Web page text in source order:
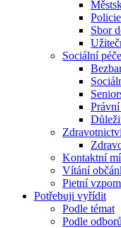
Sbor
Sociální péče
Kontaktní
Vítání
Pietní
Potřebuji vyřídit
Podle témat
Podle odborů